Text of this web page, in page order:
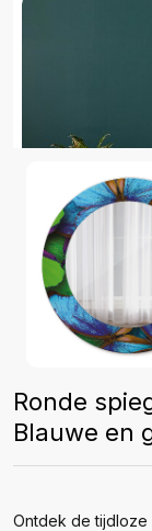
Ronde
Blauwe en
Ontdek de